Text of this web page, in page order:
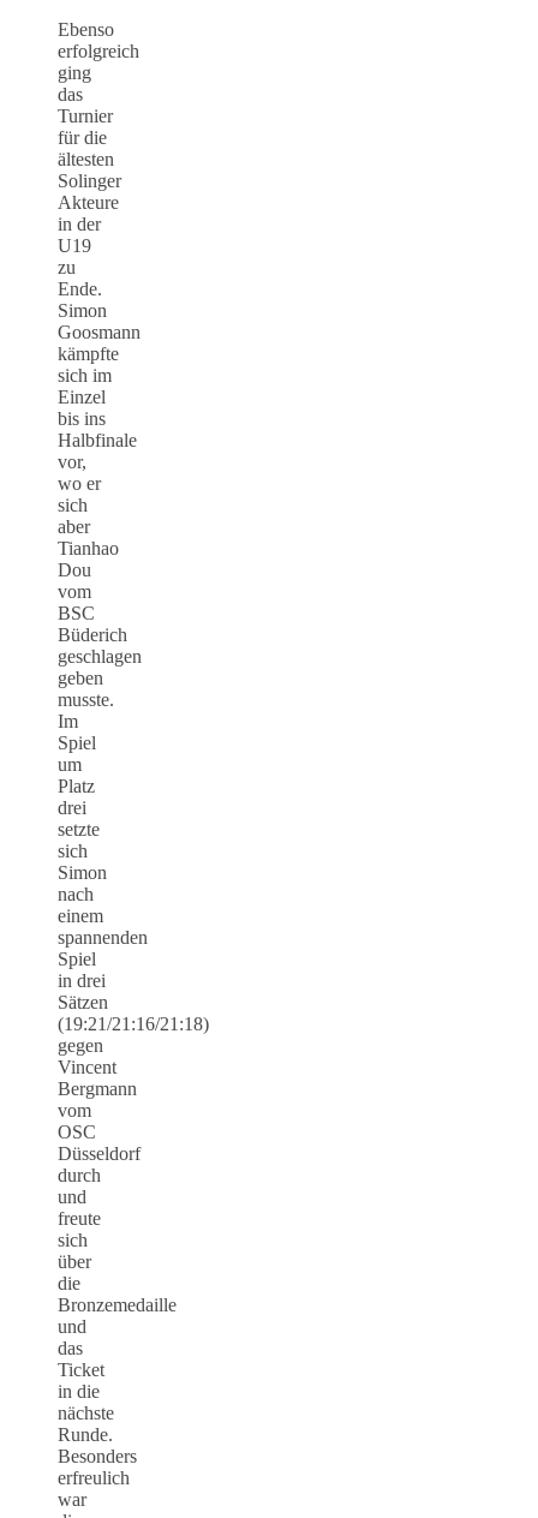
Ebenso
erfolgreich
ging
das
Turnier
für die
ältesten
Solinger
Akteure
in der
U19
zu
Ende.
Simon
Goosmann
kämpfte
sich im
Einzel
bis ins
Halbfinale
vor,
wo er
sich
aber
Tianhao
Dou
vom
BSC
Büderich
geschlagen
geben
musste.
Im
Spiel
um
Platz
drei
setzte
sich
Simon
nach
einem
spannenden
Spiel
in drei
Sätzen
(19:21/21:16/21:18)
gegen
Vincent
Bergmann
vom
OSC
Düsseldorf
durch
und
freute
sich
über
die
Bronzemedaille
und
das
Ticket
in die
nächste
Runde.
Besonders
erfreulich
war